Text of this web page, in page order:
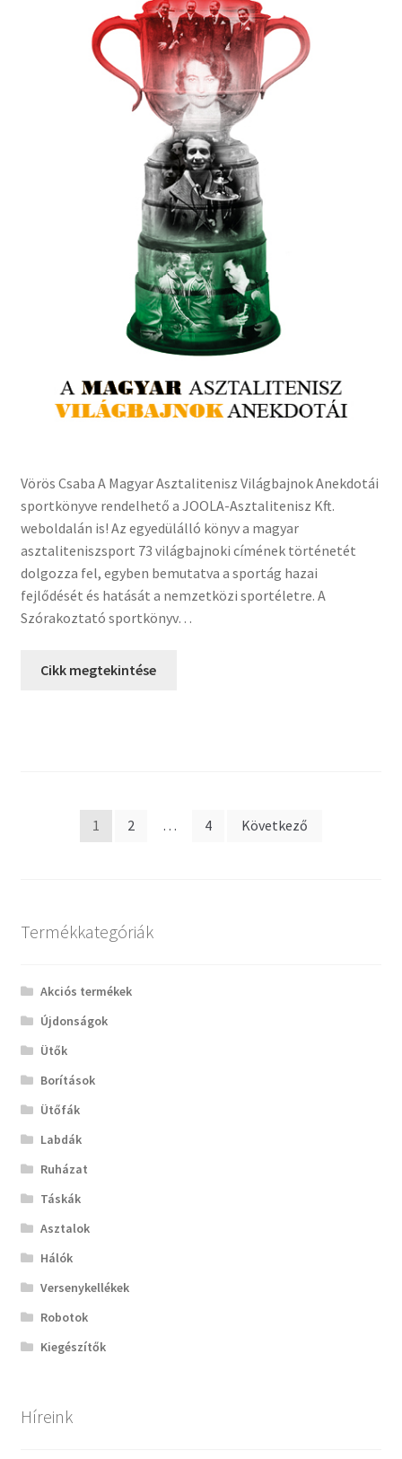
Vörös Csaba A Magyar Asztalitenisz Világbajnok Anekdotái
sportkönyve rendelhető a JOOLA-Asztalitenisz Kft.
weboldalán is! Az egyedülálló könyv a magyar
asztaliteniszsport 73 világbajnoki címének történetét
dolgozza fel, egyben bemutatva a sportág hazai
fejlődését és hatását a nemzetközi sportéletre. A
Szórakoztató sportkönyv…
Cikk megtekintése
Bejegyzés
1 2 … 4 Következő
Termékkategóriák
Akciós termékek
Újdonságok
Ütők
Borítások
Ütőfák
Labdák
Ruházat
Táskák
Asztalok
Hálók
Versenykellékek
Robotok
Kiegészítők
Híreink